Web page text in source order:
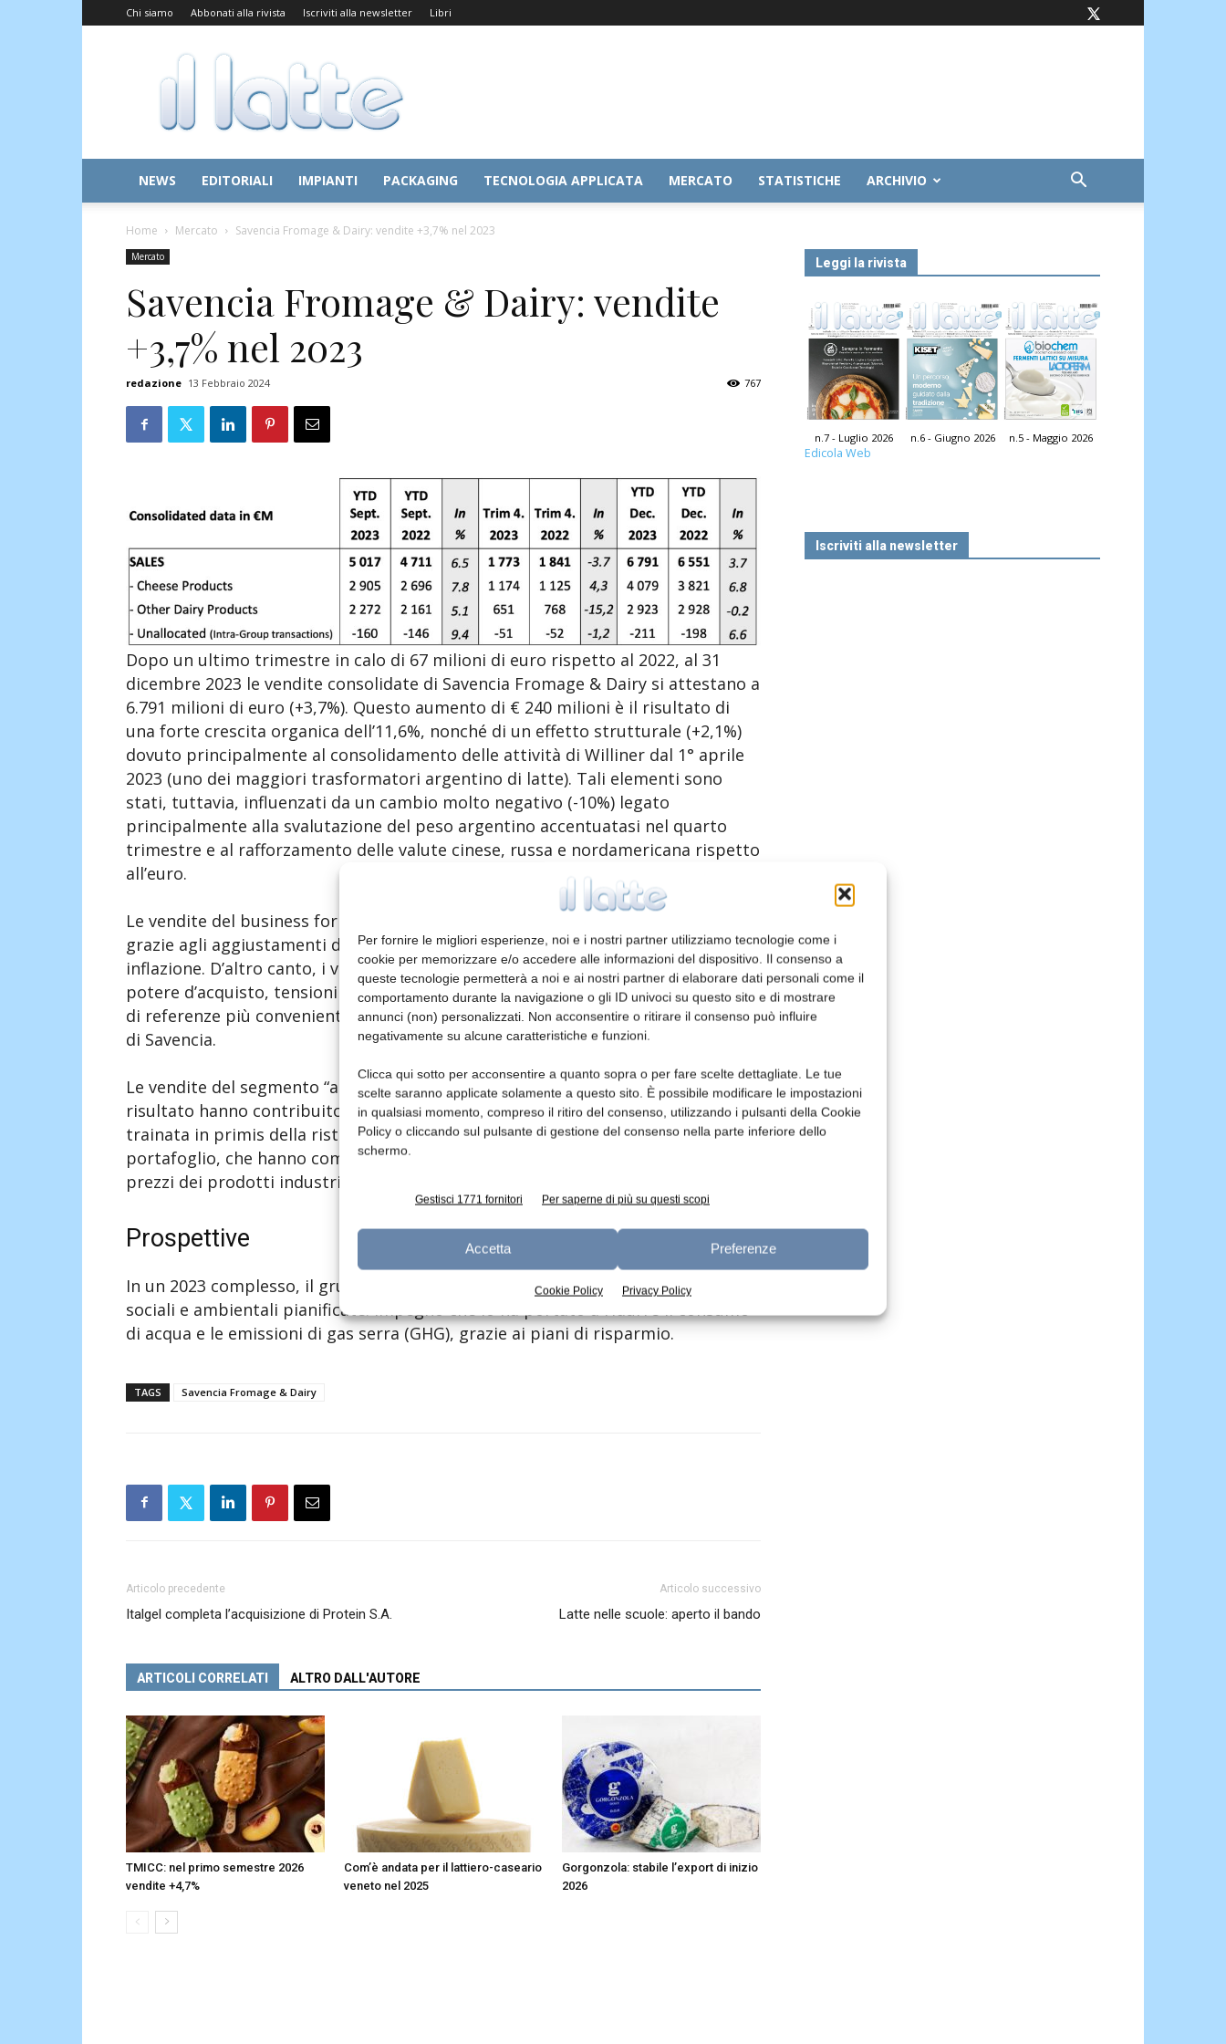
Per fornire le migliori esperienze, noi e i nostri partner utilizziamo tecnologie come i
cookie per memorizzare e/o accedere alle informazioni del dispositivo. Il consenso a
queste tecnologie permetterà a noi e ai nostri partner di elaborare dati personali come il
comportamento durante la navigazione o gli ID univoci su questo sito e di mostrare
annunci (non) personalizzati. Non acconsentire o ritirare il consenso può influire
negativamente su alcune caratteristiche e funzioni.
Clicca qui sotto per acconsentire a quanto sopra o per fare scelte dettagliate. Le tue
scelte saranno applicate solamente a questo sito. È possibile modificare le impostazioni
in qualsiasi momento, compreso il ritiro del consenso, utilizzando i pulsanti della Cookie
Policy o cliccando sul pulsante di gestione del consenso nella parte inferiore dello
schermo.
Gestisci 1771 fornitori Per saperne di più su questi scopi
Accetta Preferenze
Cookie Policy Privacy Policy
Chi siamo Abbonati alla rivista Iscriviti alla newsletter Libri
Il
Latte
NEWS EDITORIALI IMPIANTI PACKAGING TECNOLOGIA APPLICATA MERCATO STATISTICHE ARCHIVIO
Home Mercato Savencia Fromage & Dairy: vendite +3,7% nel 2023
Mercato
Savencia Fromage & Dairy: vendite
+3,7% nel 2023
redazione 13 Febbraio 2024 767
Dopo un ultimo trimestre in calo di 67 milioni di euro rispetto al 2022, al 31
dicembre 2023 le vendite consolidate di Savencia Fromage & Dairy si attestano a
6.791 milioni di euro (+3,7%). Questo aumento di € 240 milioni è il risultato di
una forte crescita organica dell’11,6%, nonché di un effetto strutturale (+2,1%)
dovuto principalmente al consolidamento delle attività di Williner dal 1° aprile
2023 (uno dei maggiori trasformatori argentino di latte). Tali elementi sono
stati, tuttavia, influenzati da un cambio molto negativo (-10%) legato
principalmente alla svalutazione del peso argentino accentuatasi nel quarto
trimestre e al rafforzamento delle valute cinese, russa e nordamericana rispetto
all’euro.
Le vendite del business formaggi hanno guadagnato l’8% a parità di perimetro
grazie agli aggiustamenti dei listini in tutti i mercati per far fronte all’alta
inflazione. D’altro canto, i volumi sono rimasti solidi nonostante le tensioni sul
potere d’acquisto, tensioni che potrebbero aver incoraggiato il consumo locale
di referenze più convenienti, mostrando così la forza del modello del portfolio
di Savencia.
Le vendite del segmento “altri prodotti lattieri” sono cresciute del 17%. A tale
risultato hanno contribuito l’ottima performance a volume in alcuni Paesi,
trainata in primis della ristorazione, e gli effetti dei prezzi su parte del
portafoglio, che hanno compensato l’effetto negativo del calo mondiale dei
prezzi dei prodotti industriali nel 2023.
Prospettive
In un 2023 complesso, il gruppo ha continuato a portare avanti le iniziative
sociali e ambientali pianificate. Impegno che lo ha portato a ridurre il consumo
di acqua e le emissioni di gas serra (GHG), grazie ai piani di risparmio.
TAGS Savencia Fromage & Dairy
Articolo precedente
Italgel completa l’acquisizione di Protein S.A.
Articolo successivo
Latte nelle scuole: aperto il bando
ARTICOLI CORRELATI ALTRO DALL'AUTORE
TMICC: nel primo semestre 2026
vendite +4,7%
Com’è andata per il lattiero-caseario
veneto nel 2025
Gorgonzola: stabile l’export di inizio
2026
Leggi la rivista
n.7 - Luglio 2026 n.6 - Giugno 2026 n.5 - Maggio 2026
Edicola Web
Iscriviti alla newsletter